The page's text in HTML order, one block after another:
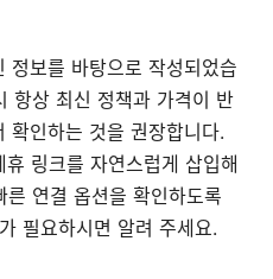
보를 바탕으로 작성되었습
항상 최신 정책과 가격이 반
확인하는 것을 권장합니다.
링크를 자연스럽게 삽입해
연결 옵션을 확인하도록
필요하시면 알려 주세요.